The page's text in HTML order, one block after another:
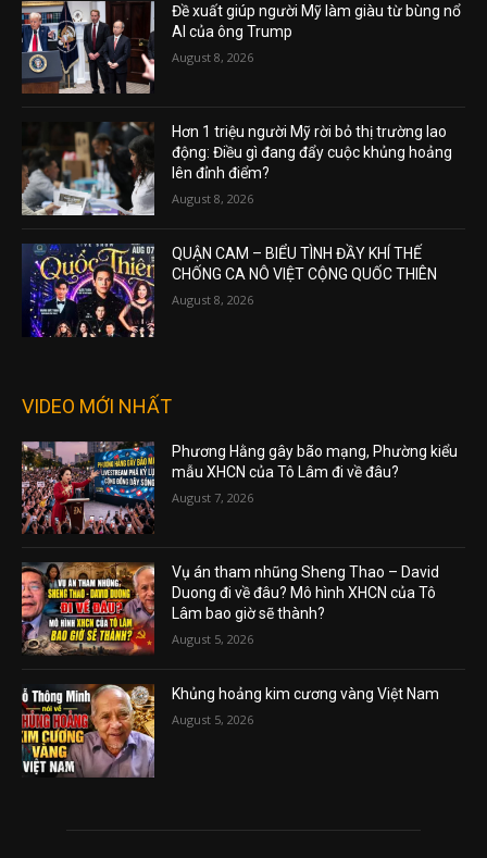
Đề xuất giúp người Mỹ làm giàu từ bùng nổ
AI của ông Trump
August 8, 2026
Hơn 1 triệu người Mỹ rời bỏ thị trường lao
động: Điều gì đang đẩy cuộc khủng hoảng
lên đỉnh điểm?
August 8, 2026
QUẬN CAM – BIỂU TÌNH ĐẦY KHÍ THẾ
CHỐNG CA NÔ VIỆT CỘNG QUỐC THIÊN
August 8, 2026
VIDEO MỚI NHẤT
Phương Hằng gây bão mạng, Phường kiểu
mẫu XHCN của Tô Lâm đi về đâu?
August 7, 2026
Vụ án tham nhũng Sheng Thao – David
Duong đi về đâu? Mô hình XHCN của Tô
Lâm bao giờ sẽ thành?
August 5, 2026
Khủng hoảng kim cương vàng Việt Nam
August 5, 2026